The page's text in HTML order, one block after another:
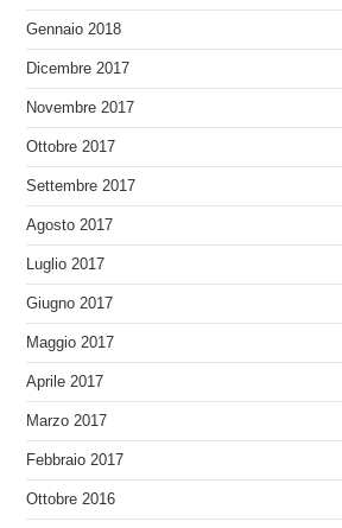
Gennaio 2018
Dicembre 2017
Novembre 2017
Ottobre 2017
Settembre 2017
Agosto 2017
Luglio 2017
Giugno 2017
Maggio 2017
Aprile 2017
Marzo 2017
Febbraio 2017
Ottobre 2016